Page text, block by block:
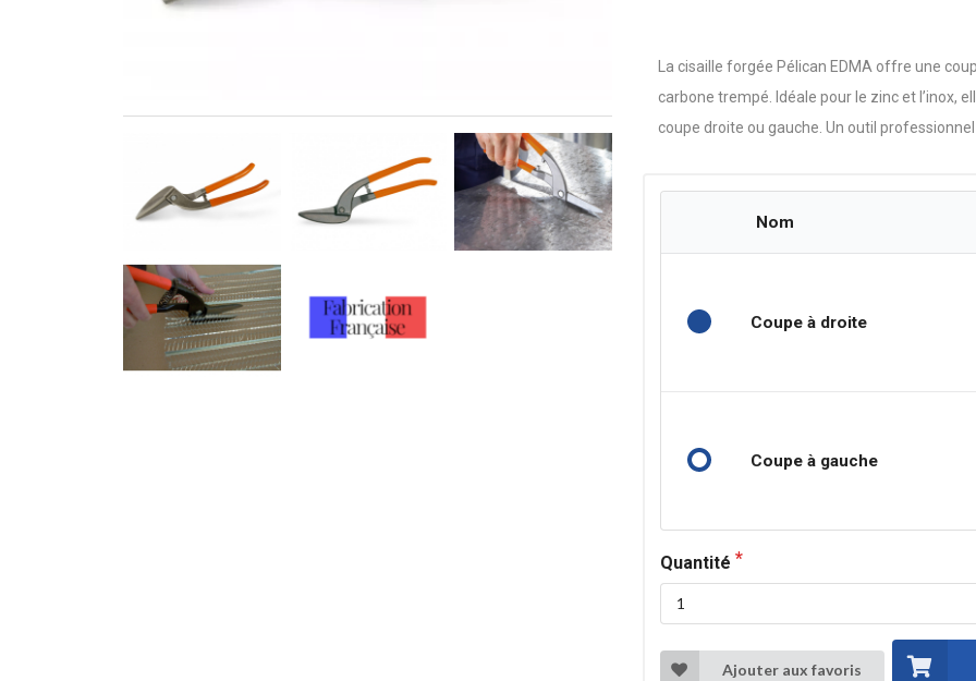
La cisaille forgée Pélican EDMA offre une
carbone trempé. Idéale pour le zinc et l’inox,
coupe droite ou gauche. Un outil
Nom
Coupe à droite
Coupe à gauche
Quantité
Ajouter aux favoris